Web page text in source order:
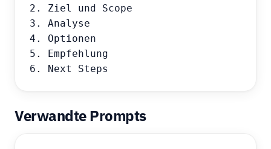
2. Ziel und Scope
3. Analyse
4. Optionen
5. Empfehlung
6. Next Steps
Verwandte Prompts